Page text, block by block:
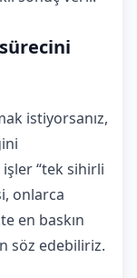
istiyorsanız,
“tek sihirli
onlarca
en baskın
söz edebiliriz.